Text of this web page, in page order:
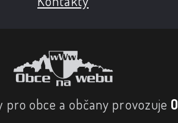
pro obce a občany provozuje